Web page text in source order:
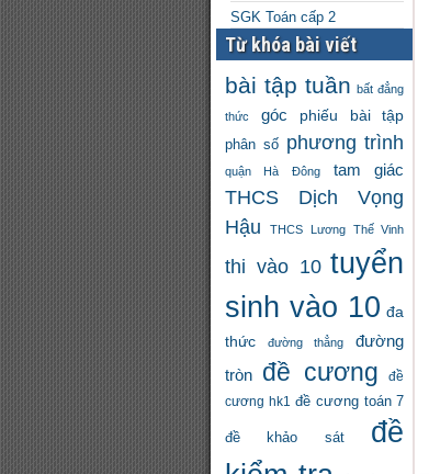
SGK Toán cấp 2
Từ khóa bài viết
bài tập tuần bất đẳng
thức góc phiếu bài tập
phân số phương trình
quận Hà Đông tam giác
THCS Dịch Vọng
Hậu
THCS Lương Thế Vinh
thi vào 10 tuyển
sinh vào 10 đa
thức
đường thẳng
đường
tròn đề cương
đề
cương hk1
đề cương toán 7
đề khảo sát
đề